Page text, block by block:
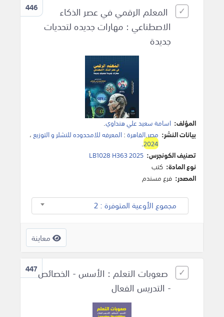
446
المعلم الرقمي في عصر الذكاء
الاصطناعي : مهارات جديده لتحديات
جديدة
المؤلف: اسامة سعيد علي هنداوي.
بيانات النشر: مصر,القاهرة:المعرفه للامحدوده للنشلر و التوزيع،
2024
.
تصنيف الكونجرس: LB1028 H363 2025
نوع المادة: كتب
المصدر: فرع مسندم
مجموع الأوعية المتوفرة : 2
معاينة
447صعوبات التعلم : الأسس - الخصائص
- التدريس الفعال